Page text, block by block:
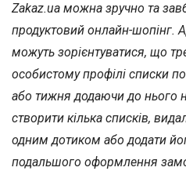
Zakaz.ua можна зручно та
продуктовий онлайн-шопінг.
можуть зорієнтуватися, що
особистому профілі списки
або тижня додаючи до нього
створити кілька списків,
одним дотиком або додати
подальшого оформлення